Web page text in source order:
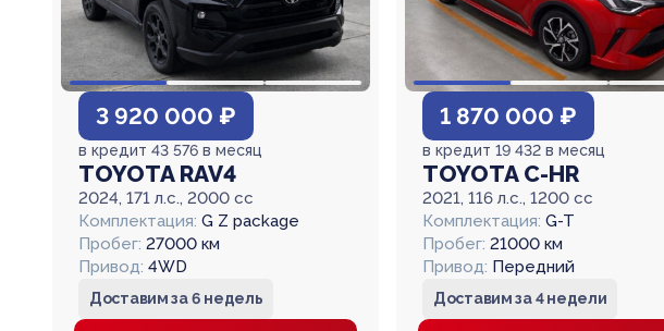
3 920 000 ₽
в кредит 43 576 в месяц
TOYOTA RAV4
2024, 171 л.с., 2000 cc
Комплектация: G Z package
Пробег: 27000 км
Привод: 4WD
Доставим за 6 недель
1 870 000 ₽
в кредит 19 432 в месяц
TOYOTA C-HR
2021, 116 л.с., 1200 cc
Комплектация: G-T
Пробег: 21000 км
Привод: Передний
Доставим за 4 недели